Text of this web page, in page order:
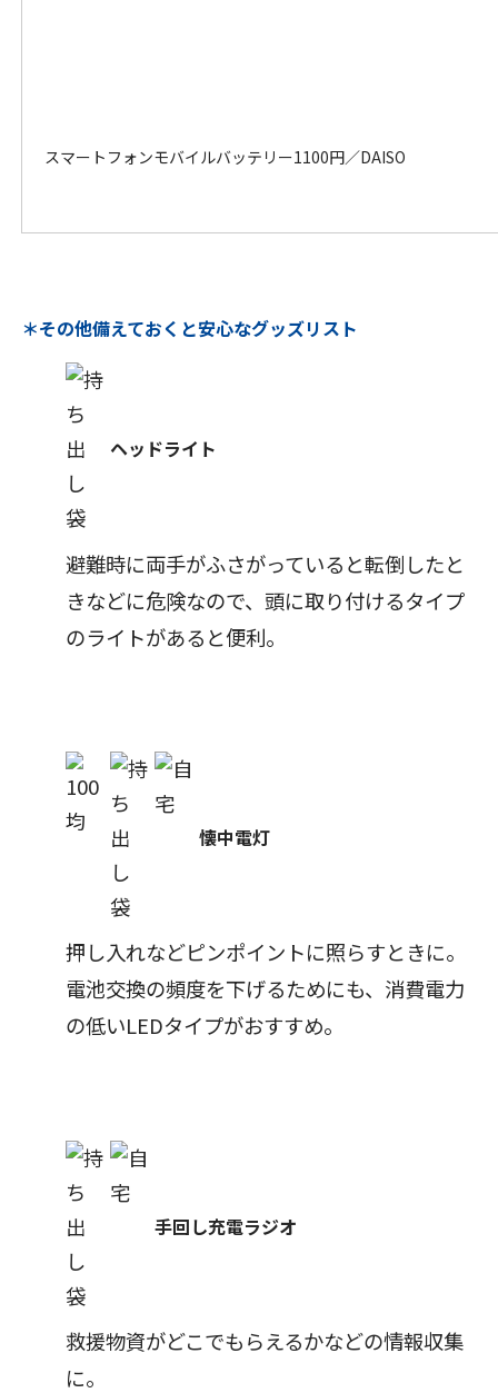
スマートフォンモバイルバッテリー1100円／DAISO
＊その他備えておくと安心なグッズリスト
ヘッドライト
避難時に両手がふさがっていると転倒したと
きなどに危険なので、頭に取り付けるタイプ
のライトがあると便利。
懐中電灯
押し入れなどピンポイントに照らすときに。
電池交換の頻度を下げるためにも、消費電力
の低いLEDタイプがおすすめ。
手回し充電ラジオ
救援物資がどこでもらえるかなどの情報収集
に。